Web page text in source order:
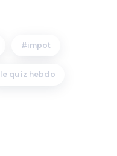
impot
le quiz hebdo